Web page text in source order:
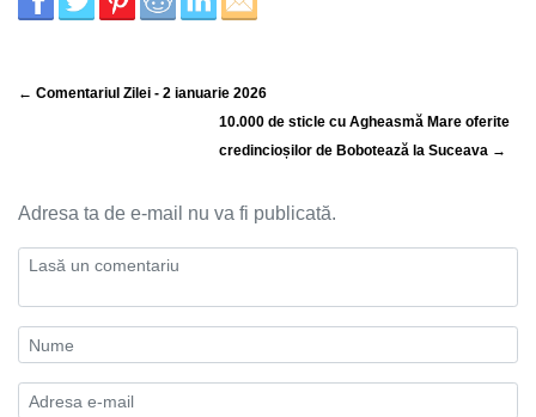
← Comentariul Zilei - 2 ianuarie 2026
10.000 de sticle cu Agheasmă Mare oferite
credincioșilor de Bobotează la Suceava →
Adresa ta de e-mail nu va fi publicată.